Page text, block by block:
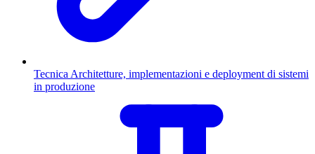
Tecnica Architetture, implementazioni e deployment di sistemi
in produzione